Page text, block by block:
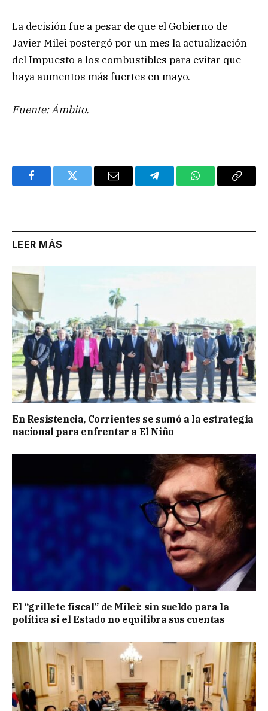
La decisión fue a pesar de que el Gobierno de
Javier Milei postergó por un mes la actualización
del Impuesto a los combustibles para evitar que
haya aumentos más fuertes en mayo.
Fuente: Ámbito.
FacebookTwitter Email TelegramWhatsAppCopy
LEER MÁS
En Resistencia, Corrientes se sumó a la estrategia
nacional para enfrentar a El Niño
El “grillete fiscal” de Milei: sin sueldo para la
política si el Estado no equilibra sus cuentas